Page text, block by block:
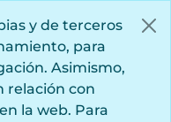
y de terceros
para
Asimismo,
relación con
la web. Para